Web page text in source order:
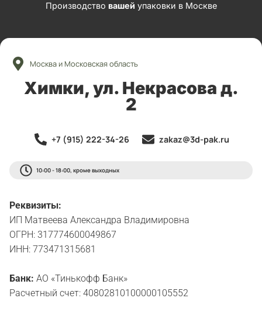
Производство вашей упаковки в Москве
Москва и Московская область
Химки, ул. Некрасова д.
2
+7 (915) 222-34-26 zakaz@3d-pak.ru
10:00 - 18:00, кроме выходных
Реквизиты:
ИП Матвеева Александра Владимировна
ОГРН: 317774600049867
ИНН: 773471315681
Банк: АО «Тинькофф Банк»
Расчетный счет: 40802810100000105552